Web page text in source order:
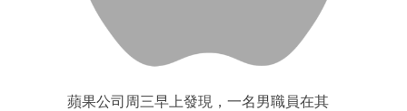
蘋果公司周三早上發現，一名男職員在其